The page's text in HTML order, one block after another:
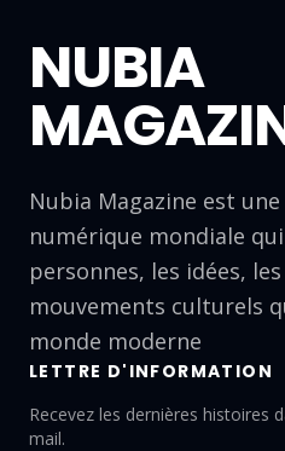
NUBIA
Nubia Magazine est
numérique mondiale
personnes, les idées,
mouvements culturels
monde moderne
LETTRE D'INFORMATION
Recevez les dernières histoires
mail.